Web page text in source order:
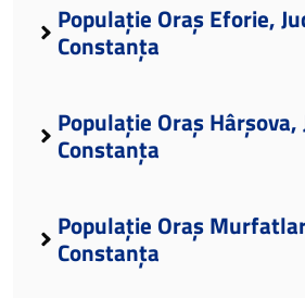
Populație Oraș Eforie,
Constanța
Populație Oraș
Constanța
Populație Oraș
Constanța